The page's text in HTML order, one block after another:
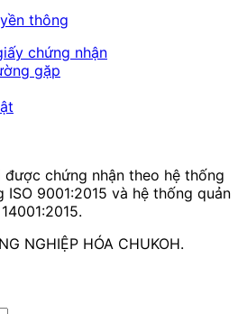
thông
chứng nhận
gặp
chứng nhận theo hệ thống
9001:2015 và hệ thống quản
NGHIỆP HÓA CHUKOH.